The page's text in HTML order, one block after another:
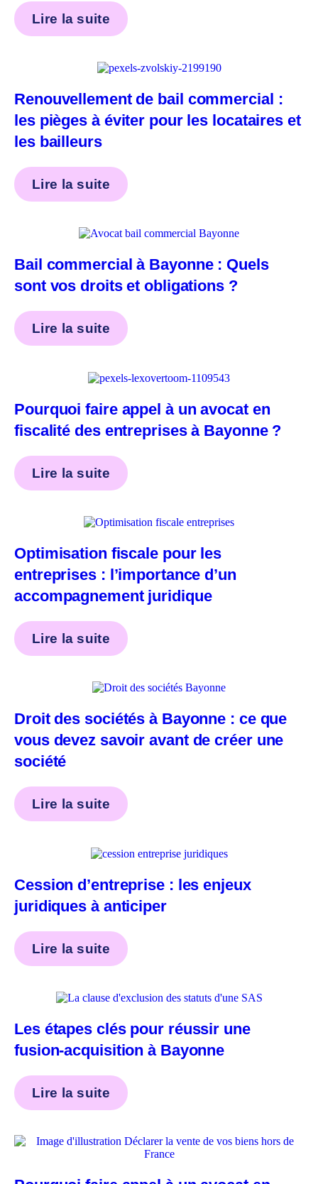
Lire la suite
Renouvellement de bail commercial :
les pièges à éviter pour les locataires et
les bailleurs
Lire la suite
Bail commercial à Bayonne : Quels
sont vos droits et obligations ?
Lire la suite
Pourquoi faire appel à un avocat en
fiscalité des entreprises à Bayonne ?
Lire la suite
Optimisation fiscale pour les
entreprises : l’importance d’un
accompagnement juridique
Lire la suite
Droit des sociétés à Bayonne : ce que
vous devez savoir avant de créer une
société
Lire la suite
Cession d’entreprise : les enjeux
juridiques à anticiper
Lire la suite
Les étapes clés pour réussir une
fusion-acquisition à Bayonne
Lire la suite